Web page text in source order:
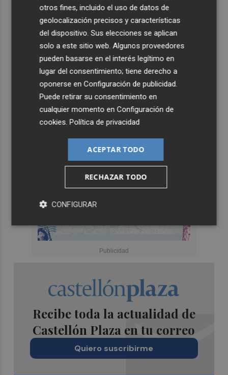
Foios se vuelca con Ferran Torres
Las '200 vidas' que llevaron a Paco Rabal de Águilas a la
cima del cine: un documental recupera la voz y la mirada
del actor
Recibe toda la actualidad de
Castellón Plaza en tu correo
Quiero suscribirme
otros fines, incluido el uso de datos de
geolocalización precisos y características
del dispositivo. Sus elecciones se aplican
solo a este sitio web. Algunos proveedores
pueden basarse en el interés legítimo en
lugar del consentimiento; tiene derecho a
oponerse enConfiguración de publicidad
Puede retirar su consentimiento en
cualquier momento enConfiguración de
cookies .Política de privacidad
ACEPTAR TODO
RECHAZAR TODO
CONFIGURAR